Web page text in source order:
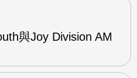
與Joy Division AM